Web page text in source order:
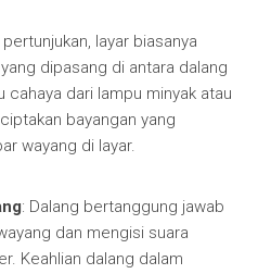
pertunjukan, layar biasanya
dipasang di antara dalang
cahaya dari lampu minyak atau
bayangan yang
wayang di layar.
: Dalang bertanggung jawab
dan mengisi suara
Keahlian dalang dalam